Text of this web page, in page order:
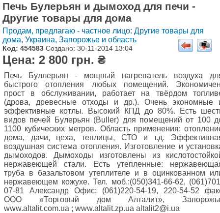
Печь Булерьян и дымоход для печи -
Другие товары для дома
Продам, предлагаю - частное лицо: Другие товары для
дома, Украина, Запорожье и область
Код: 454583 Создано: 30-11-2014 13:04
Цена: 2 800 грн. ₴
Печь Буллерьян - мощный нагреватель воздуха
быстрого отопления любых помещений.
прост в обслуживании, работает на твёрдом
(дрова, древесные отходы и др.). Очень экономные
эффективные котлы. Высокий КПД до 80%. Есть
видов печей Булерьян (Buller) для помещений от 100
1100 кубических метров. Область применения:
дома, дачи, цеха, теплицы, СТО и т.д.
воздушная система отопления. Изготовление и
дымоходов. Дымоходы изготовлены из
нержавеющей стали. Есть утепленные:
труба в базальтовом утеплителе и в оцинкованном
нержавеющем кожухе. Тел. моб.:(050)341-66-62,
07-81 Александр Офис: (061)220-54-19, 220-54-52
ООО «Торговый дом Алталит»,
www.altalit.com.ua ; www.altalit.zp.ua altalit2@i.ua